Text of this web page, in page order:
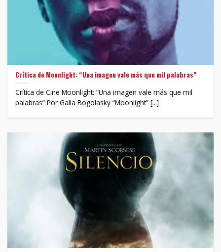
Crítica de Moonlight: “Una imagen vale más que mil palabras”
Crítica de Cine Moonlight: “Una imagen vale más que mil
palabras” Por Galia Bogolasky “Moonlight” [...]